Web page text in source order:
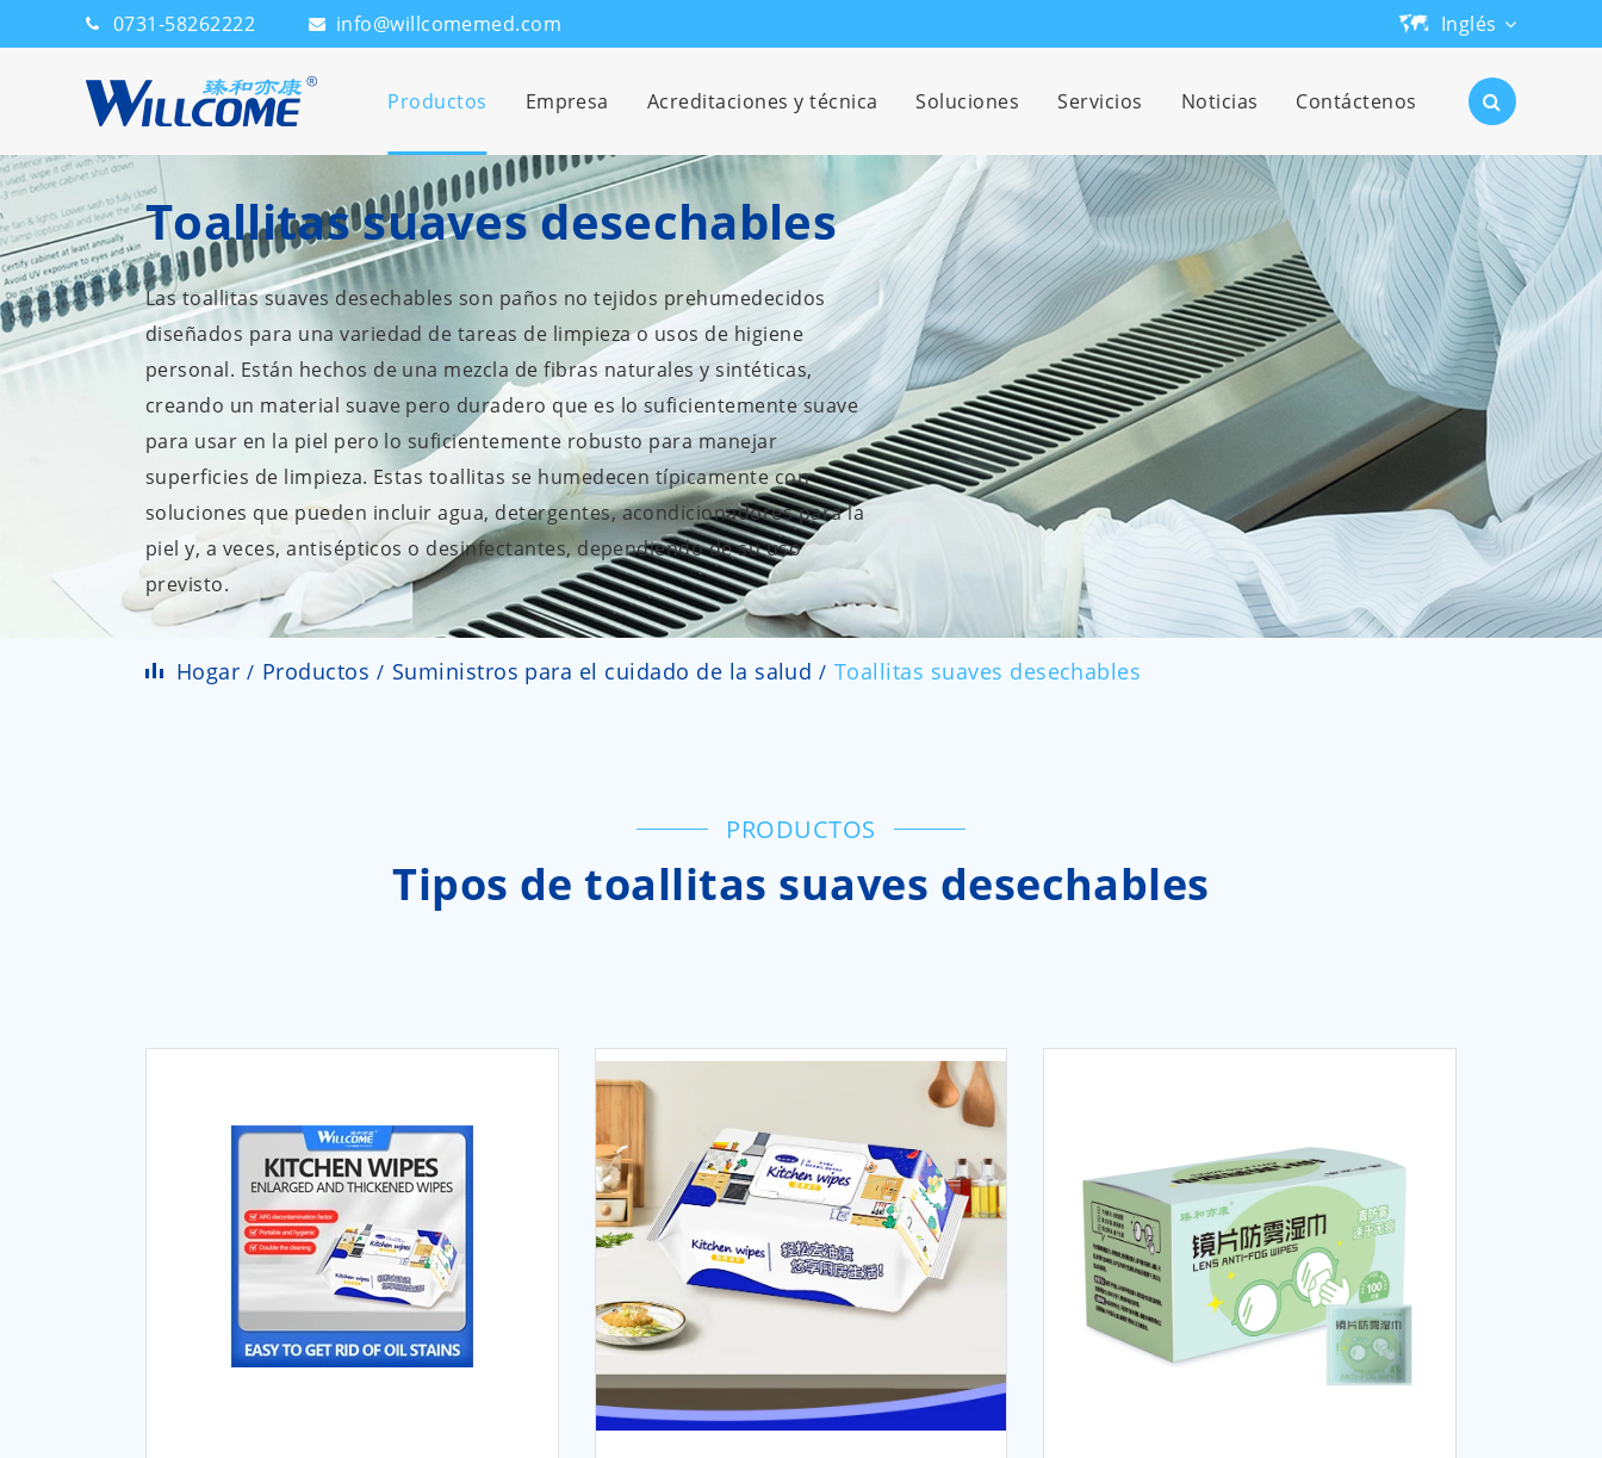
0731-58262222 info@willcomemed.com
Inglés
한국어
français
Deutsch
Español
русский
português
ไทย
Productos Empresa Acreditaciones y técnica Soluciones Servicios Noticias Contáctenos
Toallitas suaves desechables
Las toallitas suaves desechables son paños no tejidos prehumedecidos
diseñados para una variedad de tareas de limpieza o usos de higiene
personal. Están hechos de una mezcla de fibras naturales y sintéticas,
creando un material suave pero duradero que es lo suficientemente suave
para usar en la piel pero lo suficientemente robusto para manejar
superficies de limpieza. Estas toallitas se humedecen típicamente con
soluciones que pueden incluir agua, detergentes, acondicionadores para la
piel y, a veces, antisépticos o desinfectantes, dependiendo de su uso
previsto.
Hogar Productos Suministros para el cuidado de la salud Toallitas suaves desechables
PRODUCTOS
Tipos de toallitas suaves desechables